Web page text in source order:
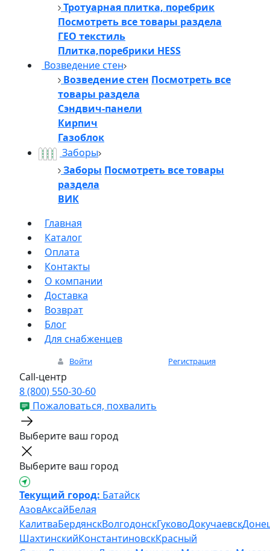
Тротуарная плитка, поребрик
Посмотреть все товары раздела
ГЕО текстиль
Плитка,поребрики HESS
Возведение стен
Возведение стен Посмотреть все
товары раздела
Сэндвич-панели
Кирпич
Газоблок
Заборы
Заборы Посмотреть все товары
раздела
ВИК
Главная
Каталог
Оплата
Контакты
О компании
Доставка
Возврат
Блог
Для снабженцев
Войти Регистрация
Call-центр
8 (800) 550-30-60
Пожаловаться, похвалить
Выберите ваш город
Выберите ваш город
Текущий город: Батайск
АзовАксайБелая
КалитваБердянскВолгодонскГуковоДокучаевск
ШахтинскийКонстантиновскКрасный